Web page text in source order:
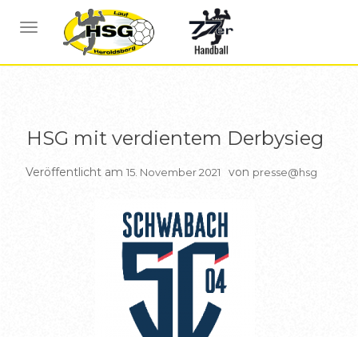
NAVIGATION UMSCHALTEN
BERICHTE HSG1
HSG mit verdientem Derbysieg
Veröffentlicht am 15. November 2021 von presse@hsg